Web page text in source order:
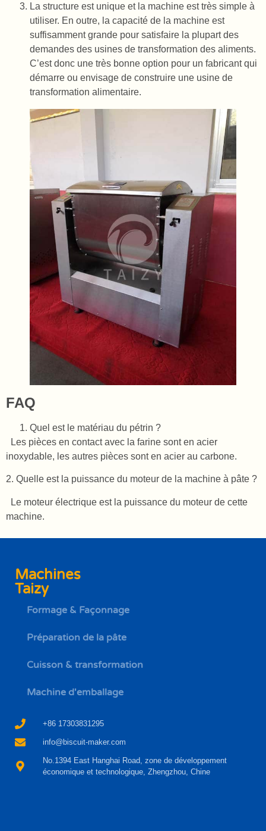
La structure est unique et la machine est très simple à
utiliser. En outre, la capacité de la machine est
suffisamment grande pour satisfaire la plupart des
demandes des usines de transformation des aliments.
C’est donc une très bonne option pour un fabricant qui
démarre ou envisage de construire une usine de
transformation alimentaire.
FAQ
Quel est le matériau du pétrin ?
Les pièces en contact avec la farine sont en acier
inoxydable, les autres pièces sont en acier au carbone.
2. Quelle est la puissance du moteur de la machine à pâte ?
Le moteur électrique est la puissance du moteur de cette
machine.
Machines
Taizy
Formage & Façonnage
Préparation de la pâte
Cuisson & transformation
Machine d'emballage
+86 17303831295
info@biscuit-maker.com
No.1394 East Hanghai Road, zone de développement
économique et technologique, Zhengzhou, Chine